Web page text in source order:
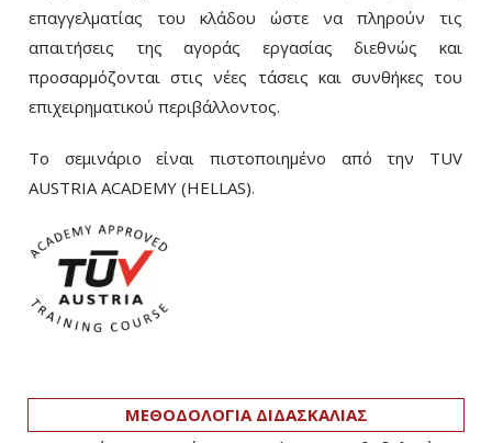
επαγγελματίας του κλάδου ώστε να πληρούν τις
απαιτήσεις της αγοράς εργασίας διεθνώς και
προσαρμόζονται στις νέες τάσεις και συνθήκες του
επιχειρηματικού περιβάλλοντος.
Το σεμινάριο είναι πιστοποιημένο από την TUV
AUSTRIA ACADEMY (HELLAS).
ΜΕΘΟΔΟΛΟΓΙΑ ΔΙΔΑΣΚΑΛΙΑΣ